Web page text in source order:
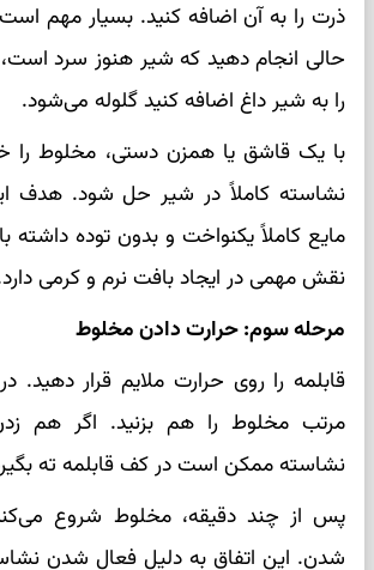
ذرت را به آن اضافه کنید. بسیار مهم است
حالی انجام دهید که شیر هنوز سرد است،
را به شیر داغ اضافه کنید گلوله می‌شود.
با یک قاشق یا همزن دستی، مخلوط را
نشاسته کاملاً در شیر حل شود. هدف
مایع کاملاً یکنواخت و بدون توده داشته
نقش مهمی در ایجاد بافت نرم و کرمی
مرحله سوم: حرارت دادن مخلوط
قابلمه را روی حرارت ملایم قرار دهید.
مرتب مخلوط را هم بزنید. اگر هم
نشاسته ممکن است در کف قابلمه ته
پس از چند دقیقه، مخلوط شروع
شدن. این اتفاق به دلیل فعال شدن